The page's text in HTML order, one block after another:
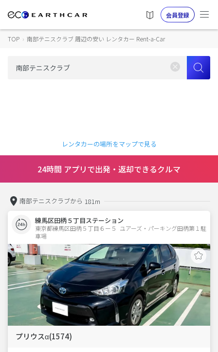
会員登録
TOP › 南部テニスクラブ 周辺の安い レンタカー Rent-a-Car
レンタカーの場所をマップで見る
24時間 アプリで出発・返却できるクルマ
南部テニスクラブから 181m
練馬区田柄５丁目ステーション
東京都練馬区田柄５丁目６ー５  ユアーズ・パーキング田柄第１駐
車場
プリウスα(1574)